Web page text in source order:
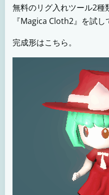
無料のリグ入れツール2種
『Magica Cloth2』を試し
完成形はこちら。